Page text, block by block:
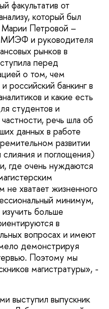
факультатив от
который был
Марии Петровой –
МИЭФ и руководителя
рынков в
перед
о том, чем
российский банкинг в
и какие есть
студентов и
речь шла об
данных в работе
развитии
и поглощения)
где очень нуждаются
не хватает жизненного
минимум,
больше
в
вопросах и имеют
демонстрируя
Поэтому мы
магистратуры», -
выступил выпускник